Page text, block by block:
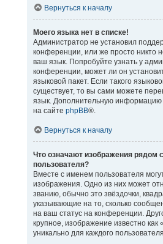
Вернуться к началу
Моего языка нет в списке!
Администратор не установил
конференции, или же просто никто
ваш язык. Попробуйте узнать у
конференции, может ли он
языковой пакет. Если такого
существует, то вы сами можете
язык. Дополнительную информацию
на сайте phpBB®.
Вернуться к началу
Что означают изображения рядом
пользователя?
Вместе с именем пользователя
изображения. Одно из них может
званию, обычно это звёздочки,
указывающие на то, сколько
на ваш статус на конференции.
крупное, изображение известно как
уникально для каждого